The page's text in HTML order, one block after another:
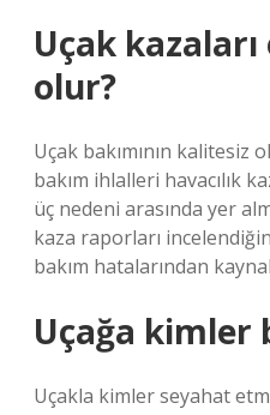
Uçak
olur?
Uçak bakımının kalitesiz
bakım ihlalleri havacılık
üç nedeni arasında yer
kaza raporları
bakım hatalarından
Uçağa kimler
Uçakla kimler seyahat